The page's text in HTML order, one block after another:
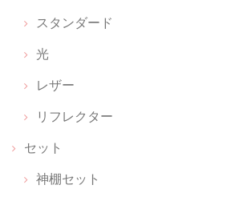
作られていてしばらく鑑賞してました。毎朝拝見
しみです。 素敵な品をありがとうございます。大
スタンダード
光
レザー
リフレクター
セット
神棚セット